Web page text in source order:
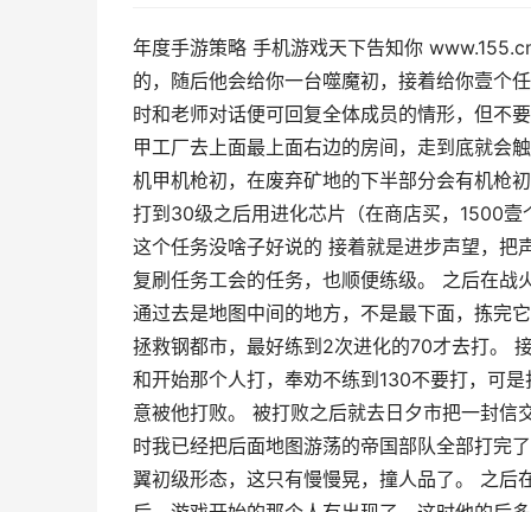
年度手游策略 手机游戏天下告知你
的，随后他会给你一台噬魔初，接着给你壹个
时和老师对话便可回复全体成员的情形，但不
甲工厂去上面最上面右边的房间，走到底就会
机甲机枪初，在废弃矿地的下半部分会有机枪
打到30级之后用进化芯片（在商店买，1500
这个任务没啥子好说的 接着就是进步声望，
复刷任务工会的任务，也顺便练级。 之后在
通过去是地图中间的地方，不是最下面，拣完
拯救钢都市，最好练到2次进化的70才去打。
和开始那个人打，奉劝不练到130不要打，可
意被他打败。 被打败之后就去日夕市把一封
时我已经把后面地图游荡的帝国部队全部打完
翼初级形态，这只有慢慢晃，撞人品了。 之后